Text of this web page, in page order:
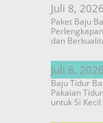
Juli 8, 2026
Paket Baju
dan
Juli 8, 2026
Baju Tidur
Pakaian
untuk Si Kecil